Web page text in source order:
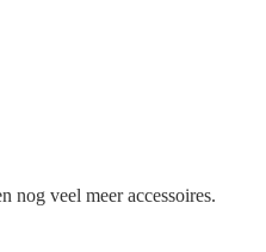
nog veel meer accessoires.